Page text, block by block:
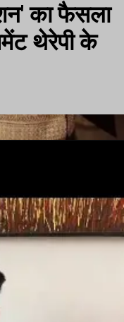
का फैसला
थेरेपी के